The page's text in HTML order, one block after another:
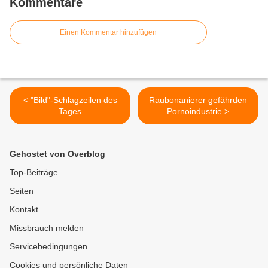
Einen Kommentar hinzufügen
< "Bild"-Schlagzeilen des
Tages
Raubonanierer gefährden
Pornoindustrie >
Gehostet von Overblog
Top-Beiträge
Seiten
Kontakt
Missbrauch melden
Servicebedingungen
Cookies und persönliche Daten